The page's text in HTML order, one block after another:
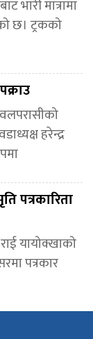
भारी मात्रामा
छ। ट्रकको
हरेन्द्र
पत्रकारिता
यायोक्खाको
पत्रकार